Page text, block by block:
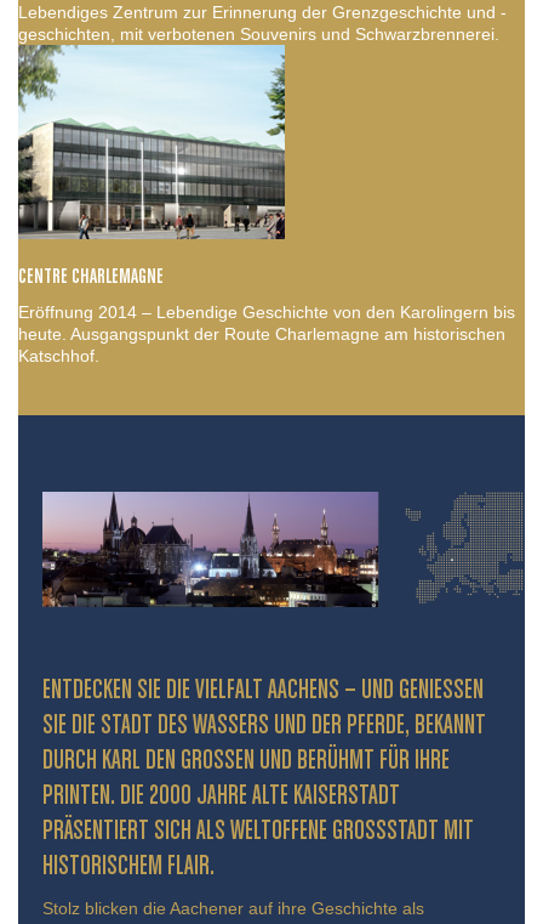
Lebendiges Zentrum zur Erinnerung der Grenzgeschichte und -
geschichten, mit verbotenen Souvenirs und Schwarzbrennerei.
CENTRE CHARLEMAGNE
Eröffnung 2014 – Lebendige Geschichte von den Karolingern bis
heute. Ausgangspunkt der Route Charlemagne am historischen
Katschhof.
ENTDECKEN SIE DIE VIELFALT AACHENS – UND GENIESSEN S
IE DIE STADT DES WASSERS UND DER PFERDE, BEKANNT D
URCH KARL DEN GROSSEN UND BERÜHMT FÜR IHRE PR
INTEN. DIE 2000 JAHRE ALTE KAISERSTADT PR
ÄSENTIERT SICH ALS WELTOFFENE GROSSSTADT MIT HIS
TORISCHEM FLAIR.
Stolz blicken die Aachener auf ihre Geschichte als